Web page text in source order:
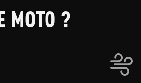
MOTO ?